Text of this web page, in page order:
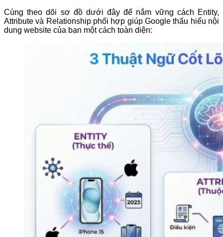
Cùng theo dõi sơ đồ dưới đây để nắm vững cách Entity,
Attribute và Relationship phối hợp giúp Google thấu hiểu nội
dung website của bạn một cách toàn diện: